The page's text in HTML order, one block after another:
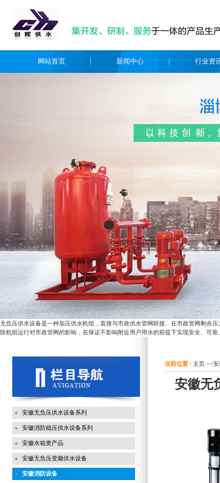
网站首页 新闻中心 行业资
无负压供水设备是一种加压供水机组，直接与市政供水管网联接、在市政管网剩余
除机组运行对市政管网的影响，在保证不影响附近用户用水的前提下实现安全、可靠
当前位置 : 主页 >>
安徽无
安徽无负压供水设备系列
安徽消防稳压供水设备系列
安徽水箱类产品
安徽无负压变频供水设备
安徽消防设备